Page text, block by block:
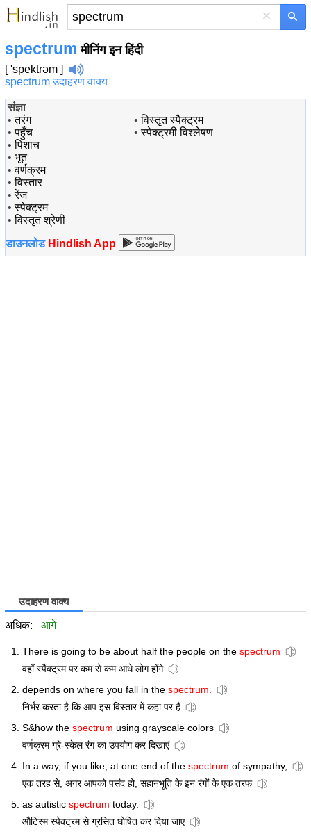
×
spectrum मीनिंग इन हिंदी
[ 'spektrəm ]
spectrum उदाहरण वाक्य
संज्ञा
•तरंग
•पहुँच
•पिशाच
• भूत
•वर्णक्रम
•विस्तार
•रेंज
•स्पेक्ट्रम
•विस्तृत श्रेणी
•विस्तृत स्पैक्ट्रम
•स्पेक्ट्रमी विश्लेषण
डाउनलोड Hindlish App
उदाहरण वाक्य
अधिक: आगे
There is going to be about half the people on the spectrum
वहाँ स्पैक्ट्रम पर कम से कम आधे लोग होंगे
depends on where you fall in the spectrum.
निर्भर करता है कि आप इस विस्तार में कहा पर हैं
S&how the spectrum using grayscale colors
वर्णक्रम ग्रे-स्केल रंग का उपयोग कर दिखाएं
In a way, if you like, at one end of the spectrum of sympathy,
एक तरह से, अगर आपको पसंद हो, सहानभूति के इन रंगों के एक तरफ
as autistic spectrum today.
औटिस्म स्पेक्ट्रम से ग्रसित घोषित कर दिया जाए